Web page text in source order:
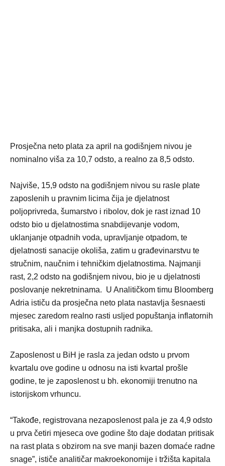
Prosječna neto plata za april na godišnjem nivou je
nominalno viša za 10,7 odsto, a realno za 8,5 odsto.
Najviše, 15,9 odsto na godišnjem nivou su rasle plate
zaposlenih u pravnim licima čija je djelatnost
poljoprivreda, šumarstvo i ribolov, dok je rast iznad 10
odsto bio u djelatnostima snabdijevanje vodom,
uklanjanje otpadnih voda, upravljanje otpadom, te
djelatnosti sanacije okoliša, zatim u građevinarstvu te
stručnim, naučnim i tehničkim djelatnostima. Najmanji
rast, 2,2 odsto na godišnjem nivou, bio je u djelatnosti
poslovanje nekretninama. U Analitičkom timu Bloomberg
Adria ističu da prosječna neto plata nastavlja šesnaesti
mjesec zaredom realno rasti usljed popuštanja inflatornih
pritisaka, ali i manjka dostupnih radnika.
Zaposlenost u BiH je rasla za jedan odsto u prvom
kvartalu ove godine u odnosu na isti kvartal prošle
godine, te je zaposlenost u bh. ekonomiji trenutno na
istorijskom vrhuncu.
“Takođe, registrovana nezaposlenost pala je za 4,9 odsto
u prva četiri mjeseca ove godine što daje dodatan pritisak
na rast plata s obzirom na sve manji bazen domaće radne
snage”, ističe analitičar makroekonomije i tržišta kapitala